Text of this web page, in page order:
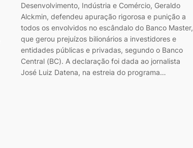
Desenvolvimento, Indústria e Comércio, Geraldo
Alckmin, defendeu apuração rigorosa e punição a
todos os envolvidos no escândalo do Banco Master,
que gerou prejuízos bilionários a investidores e
entidades públicas e privadas, segundo o Banco
Central (BC). A declaração foi dada ao jornalista
José Luiz Datena, na estreia do programa…